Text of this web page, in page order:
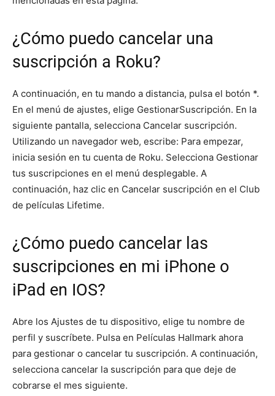
¿Cómo puedo cancelar una
suscripción a Roku?
A continuación, en tu mando a distancia, pulsa el botón *.
En el menú de ajustes, elige GestionarSuscripción. En la
siguiente pantalla, selecciona Cancelar suscripción.
Utilizando un navegador web, escribe: Para empezar,
inicia sesión en tu cuenta de Roku. Selecciona Gestionar
tus suscripciones en el menú desplegable. A
continuación, haz clic en Cancelar suscripción en el Club
de películas Lifetime.
¿Cómo puedo cancelar las
suscripciones en mi iPhone o
iPad en IOS?
Abre los Ajustes de tu dispositivo, elige tu nombre de
perfil y suscríbete. Pulsa en Películas Hallmark ahora
para gestionar o cancelar tu suscripción. A continuación,
selecciona cancelar la suscripción para que deje de
cobrarse el mes siguiente.